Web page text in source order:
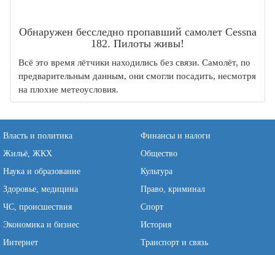
Обнаружен бесследно пропавший самолет Cessna
182. Пилоты живы!
Всё это время лётчики находились без связи. Самолёт, по
предварительным данным, они смогли посадить, несмотря
на плохие метеоусловия.
Власть и политика
Финансы и налоги
Жильё, ЖКХ
Общество
Наука и образование
Культура
Здоровье, медицина
Право, криминал
ЧС, происшествия
Спорт
Экономика и бизнес
История
Интернет
Транспорт и связь